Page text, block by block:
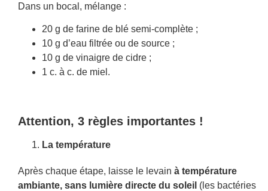
Dans un bocal, mélange :
20 g de farine de blé semi-complète ;
10 g d’eau filtrée ou de source ;
10 g de vinaigre de cidre ;
1 c. à c. de miel.
Attention, 3 règles importantes !
La température
Après chaque étape, laisse le levain à température
ambiante, sans lumière directe du soleil (les bactéries